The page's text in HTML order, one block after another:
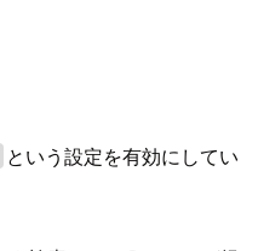
という設定を有効にしてい